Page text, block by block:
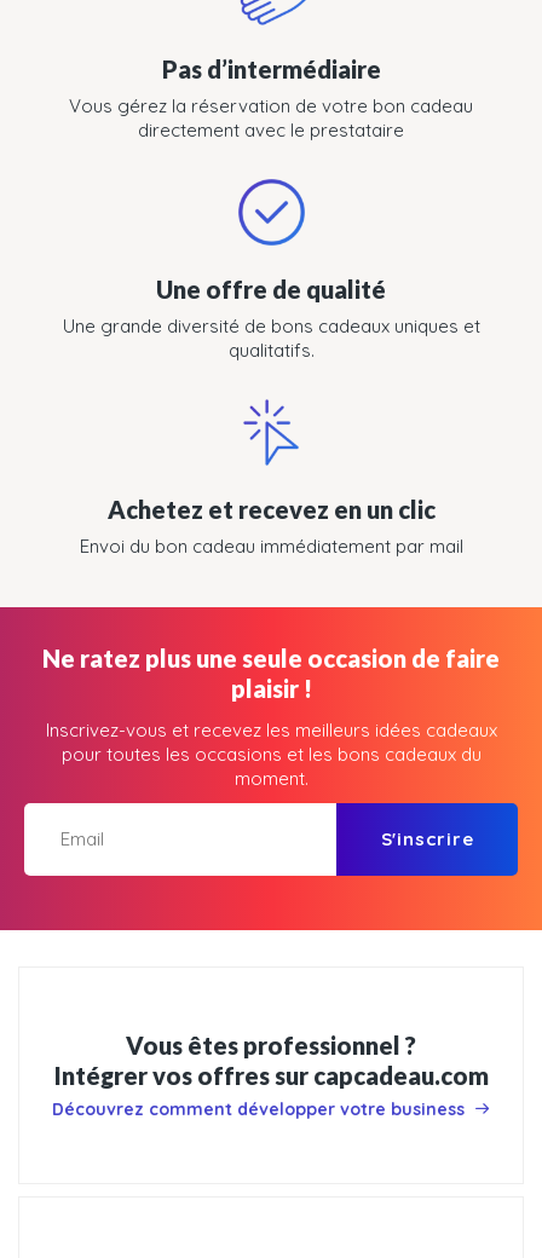
Pas d’intermédiaire
Vous gérez la réservation de votre bon cadeau
directement avec le prestataire
Une offre de qualité
Une grande diversité de bons cadeaux uniques et
qualitatifs.
Achetez et recevez en un clic
Envoi du bon cadeau immédiatement par mail
Ne ratez plus une seule occasion de faire
plaisir !
Inscrivez-vous et recevez les meilleurs idées cadeaux
pour toutes les occasions et les bons cadeaux du
moment.
S'inscrire
Vous êtes professionnel ?
Intégrer vos offres sur capcadeau.com
Découvrez comment développer votre business